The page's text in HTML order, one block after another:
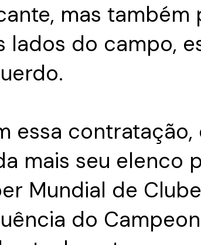
mas também
lados do campo,
essa
mais seu elenco
Mundial de
do